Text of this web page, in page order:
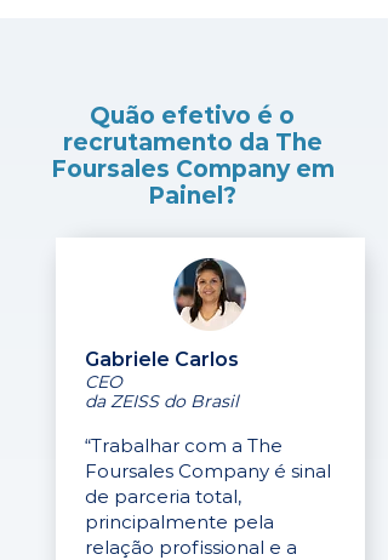
Quão efetivo é o
recrutamento da The
Foursales Company em
Painel?
Gabriele Carlos
CEO
da ZEISS do Brasil
“Trabalhar com a The
Foursales Company é sinal
de parceria total,
principalmente pela
relação profissional e a